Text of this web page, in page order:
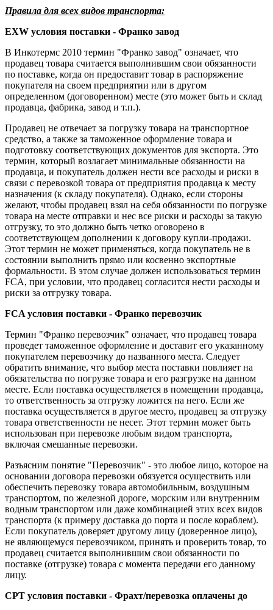
Правила для всех видов транспорта:
EXW условия поставки - Франко завод
В Инкотермс 2010 термин "Франко завод" означает, что
продавец товара считается выполнившим свои обязанности
по поставке, когда он предоставит товар в распоряжение
покупателя на своем предприятии или в другом
определенном (договоренном) месте (это может быть и склад
продавца, фабрика, завод и т.п.).
Продавец не отвечает за погрузку товара на транспортное
средство, а также за таможенное оформление товара и
подготовку соответствующих документов для экспорта. Это
термин, который возлагает минимальные обязанности на
продавца, и покупатель должен нести все расходы и риски в
связи с перевозкой товара от предприятия продавца к месту
назначения (к складу покупателя). Однако, если стороны
желают, чтобы продавец взял на себя обязанности по погрузке
товара на месте отправки и нес все риски и расходы за такую
отгрузку, то это должно быть четко оговорено в
соответствующем дополнении к договору купли-продажи.
Этот термин не может применяться, когда покупатель не в
состоянии выполнить прямо или косвенно экспортные
формальности. В этом случае должен использоваться термин
FCA, при условии, что продавец согласится нести расходы и
риски за отгрузку товара.
FCA условия поставки - Франко перевозчик
Термин "Франко перевозчик" означает, что продавец товара
проведет таможенное оформление и доставит его указанному
покупателем перевозчику до названного места. Следует
обратить внимание, что выбор места поставки повлияет на
обязательства по погрузке товара и его разгрузке на данном
месте. Если поставка осуществляется в помещении продавца,
то ответственность за отгрузку ложится на него. Если же
поставка осуществляется в другое место, продавец за отгрузку
товара ответственности не несет. Этот термин может быть
использован при перевозке любым видом транспорта,
включая смешанные перевозки.
Разъясним понятие "Перевозчик" - это любое лицо, которое на
основании договора перевозки обязуется осуществить или
обеспечить перевозку товара автомобильным, воздушным
транспортом, по железной дороге, морским или внутренним
водным транспортом или даже комбинацией этих всех видов
транспорта (к примеру доставка до порта и после кораблем).
Если покупатель доверяет другому лицу (доверенное лицо),
не являющемуся перевозчиком, принять и проверить товар, то
продавец считается выполнившим свои обязанности по
поставке (отгрузке) товара с момента передачи его данному
лицу.
CPT условия поставки - Фрахт/перевозка оплачены до